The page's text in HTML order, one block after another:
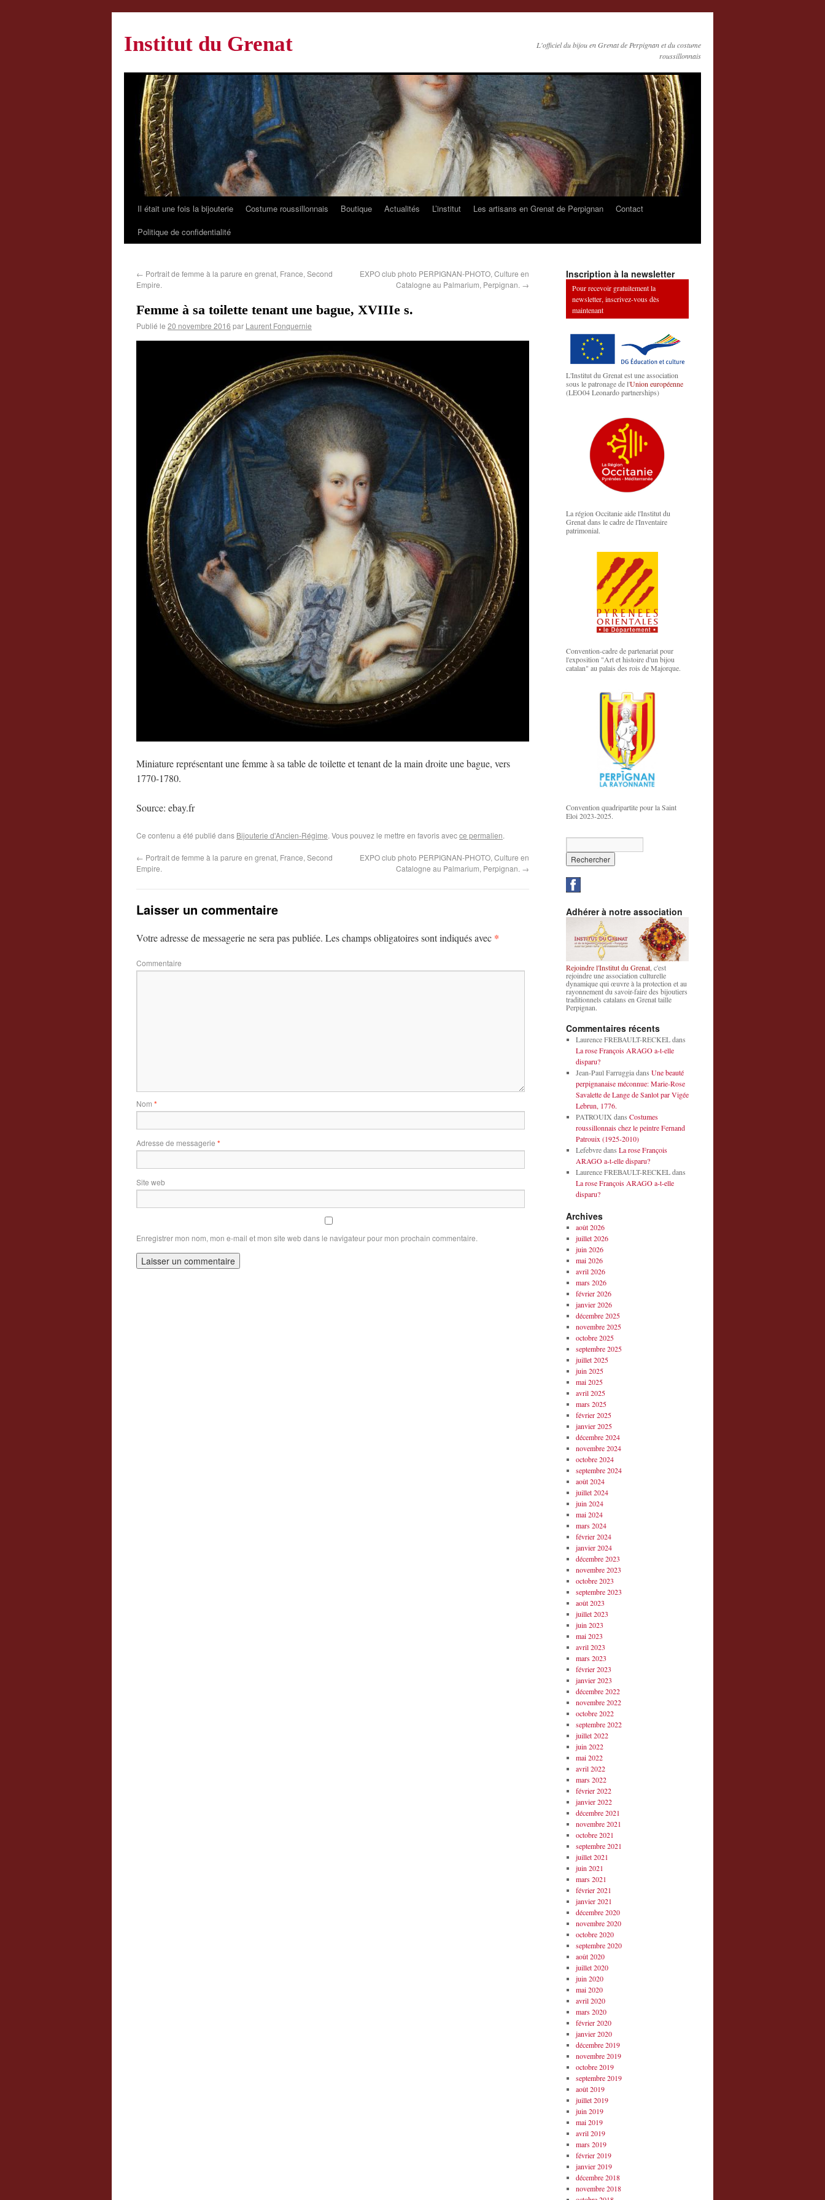
Institut du Grenat
L'officiel du bijou en Grenat de Perpignan et du costume
roussillonnais
Il était une fois la bijouterie Costume roussillonnais Boutique Actualités L’institut Les artisans en Grenat de Perpignan
Contact
Politique de confidentialité
← Portrait de femme à la parure en grenat, France, Second
Empire.
EXPO club photo PERPIGNAN-PHOTO, Culture en
Catalogne au Palmarium, Perpignan. →
Femme à sa toilette tenant une bague, XVIIIe s.
Publié le 20 novembre 2016 par Laurent Fonquernie
Miniature représentant une femme à sa table de toilette et tenant de la main droite une bague, vers
1770-1780.
Source: ebay.fr
Ce contenu a été publié dans Bijouterie d'Ancien-Régime. Vous pouvez le mettre en favoris avecce permalien.
← Portrait de femme à la parure en grenat, France, Second
Empire.
EXPO club photo PERPIGNAN-PHOTO, Culture en
Catalogne au Palmarium, Perpignan. →
Laisser un commentaire
Votre adresse de messagerie ne sera pas publiée. Les champs obligatoires sont indiqués avec *
Commentaire
Nom *
Adresse de messagerie *
Site web
Enregistrer mon nom, mon e-mail et mon site web dans le navigateur pour mon prochain commentaire.
Inscription à la newsletter
Pour recevoir gratuitement la
newsletter, inscrivez-vous dès
maintenant
L'Institut du Grenat est une association
sous le patronage de l'Union européenne
(LEO04 Leonardo partnerships)
La région Occitanie aide l'Institut du
Grenat dans le cadre de l'Inventaire
patrimonial.
Convention-cadre de partenariat pour
l'exposition "Art et histoire d'un bijou
catalan" au palais des rois de Majorque.
Convention quadripartite pour la Saint
Eloi 2023-2025.
Adhérer à notre association
Rejoindre l'Institut du Grenat , c'est
rejoindre une association culturelle
dynamique qui œuvre à la protection et au
rayonnement du savoir-faire des bijoutiers
traditionnels catalans en Grenat taille
Perpignan.
Commentaires récents
Laurence FREBAULT-RECKELdans
La rose François ARAGO a-t-elle
disparu?
Jean-Paul Farruggiadans Une beauté
perpignanaise méconnue: Marie-Rose
Savalette de Lange de Sanlot par Vigée
Lebrun, 1776.
PATROUIX dans Costumes
roussillonnais chez le peintre Fernand
Patrouix (1925-2010)
Lefebvredans La rose François
ARAGO a-t-elle disparu?
Laurence FREBAULT-RECKELdans
La rose François ARAGO a-t-elle
disparu?
Archives
août 2026
juillet 2026
juin 2026
mai 2026
avril 2026
mars 2026
février 2026
janvier 2026
décembre 2025
novembre 2025
octobre 2025
septembre 2025
juillet 2025
juin 2025
mai 2025
avril 2025
mars 2025
février 2025
janvier 2025
décembre 2024
novembre 2024
octobre 2024
septembre 2024
août 2024
juillet 2024
juin 2024
mai 2024
mars 2024
février 2024
janvier 2024
décembre 2023
novembre 2023
octobre 2023
septembre 2023
août 2023
juillet 2023
juin 2023
mai 2023
avril 2023
mars 2023
février 2023
janvier 2023
décembre 2022
novembre 2022
octobre 2022
septembre 2022
juillet 2022
juin 2022
mai 2022
avril 2022
mars 2022
février 2022
janvier 2022
décembre 2021
novembre 2021
octobre 2021
septembre 2021
juillet 2021
juin 2021
mars 2021
février 2021
janvier 2021
décembre 2020
novembre 2020
octobre 2020
septembre 2020
août 2020
juillet 2020
juin 2020
mai 2020
avril 2020
mars 2020
février 2020
janvier 2020
décembre 2019
novembre 2019
octobre 2019
septembre 2019
août 2019
juillet 2019
juin 2019
mai 2019
avril 2019
mars 2019
février 2019
janvier 2019
décembre 2018
novembre 2018